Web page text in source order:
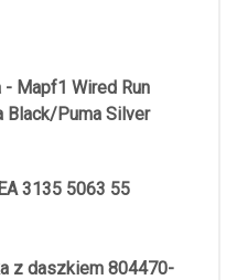
Mapf1 Wired Run
Black/Puma Silver
3135 5063 55
z daszkiem 804470-